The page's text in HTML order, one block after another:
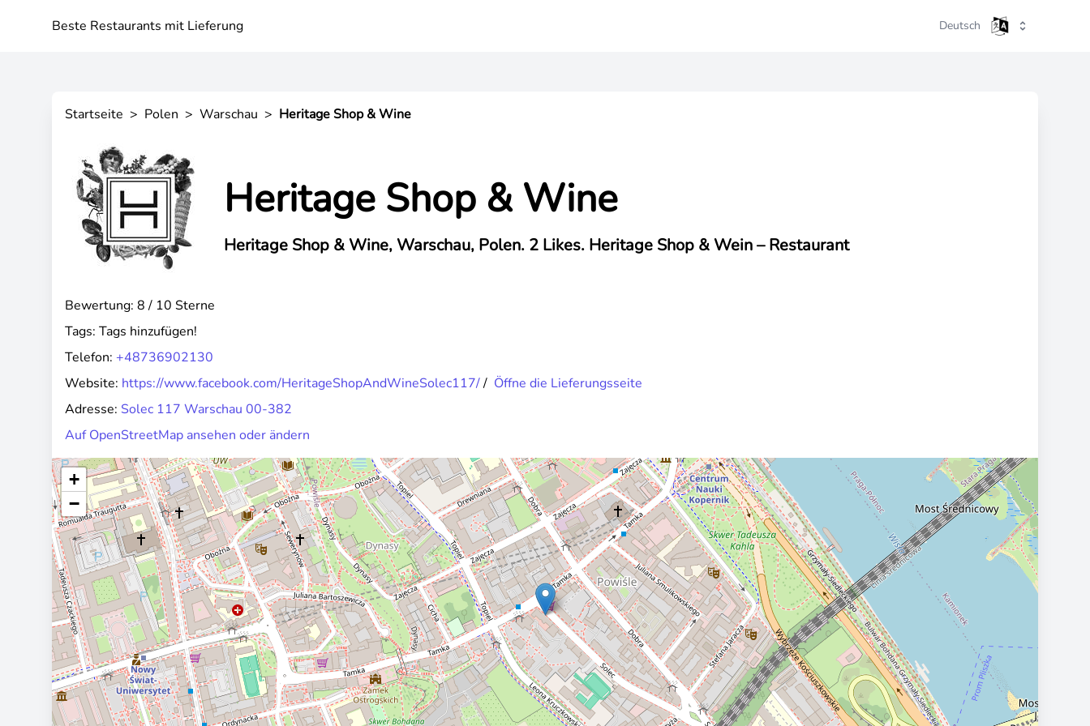
Beste Restaurants mit Lieferung Deutsch
Startseite > Polen > Warschau > Heritage Shop & Wine
Heritage Shop & Wine
Heritage Shop & Wine, Warschau, Polen. 2 Likes. Heritage Shop & Wein –Restaurant
Bewertung: 8 / 10 Sterne
Tags: Tags hinzufügen!
Telefon: +48736902130
Website: https://www.facebook.com/HeritageShopAndWineSolec117// Öffne die Lieferungsseite
Adresse: Solec 117 Warschau 00-382
Auf OpenStreetMap ansehen oder ändern
+
−